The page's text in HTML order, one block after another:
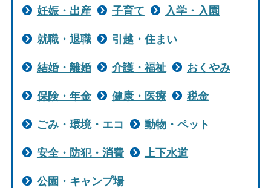
妊娠・出産 子育て 入学・入園
就職・退職 引越・住まい
結婚・離婚 介護・福祉 おくやみ
保険・年金 健康・医療 税金
ごみ・環境・エコ 動物・ペット
安全・防犯・消費 上下水道
公園・キャンプ場